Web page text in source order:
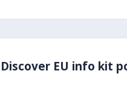
Discover EU info kit